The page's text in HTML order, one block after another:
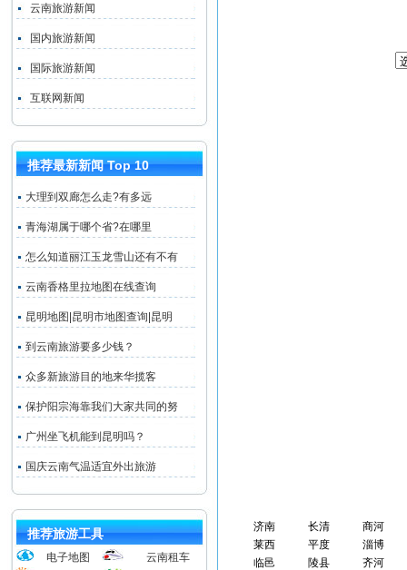
云南旅游新闻
国内旅游新闻
国际旅游新闻
互联网新闻
推荐最新新闻 Top 10
大理到双廊怎么走?有多远
青海湖属于哪个省?在哪里
怎么知道丽江玉龙雪山还有不有
云南香格里拉地图在线查询
昆明地图|昆明市地图查询|昆明
到云南旅游要多少钱？
众多新旅游目的地来华揽客
保护阳宗海靠我们大家共同的努
广州坐飞机能到昆明吗？
国庆云南气温适宜外出旅游
推荐旅游工具
电子地图
云南租车
济南 长清
商河
莱西
平度
淄博
临邑
陵县
齐河